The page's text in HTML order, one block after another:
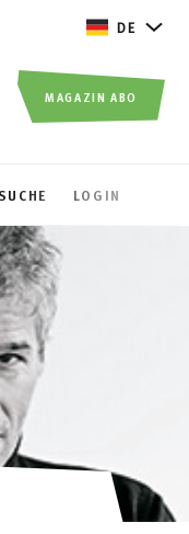
DE
SUCHE LOGIN
MAGAZIN ABO